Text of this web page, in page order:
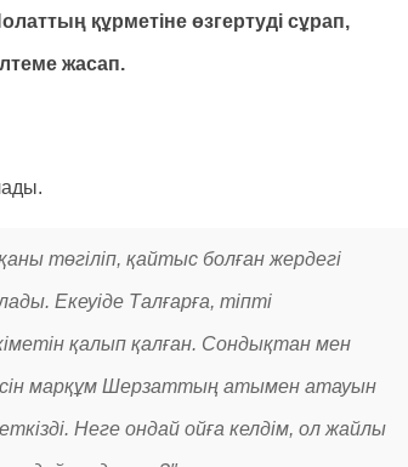
құрметіне өзгертуді сұрап,
жасап.
төгіліп, қайтыс болған жердегі
Екеуіде Талғарға, тіпті
қалып қалған. Сондықтан мен
марқұм Шерзаттың атымен атауын
Неге ондай ойға келдім, ол жайлы